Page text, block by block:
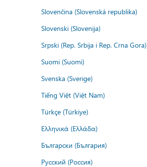
Slovenčina (Slovenská republika)
Slovenski (Slovenija)
Srpski (Rep. Srbija i Rep. Crna Gora)
Suomi (Suomi)
Svenska (Sverige)
Tiếng Việt (Việt Nam)
Türkçe (Türkiye)
Ελληνικά (Ελλάδα)
Български (България)
Русский (Россия)